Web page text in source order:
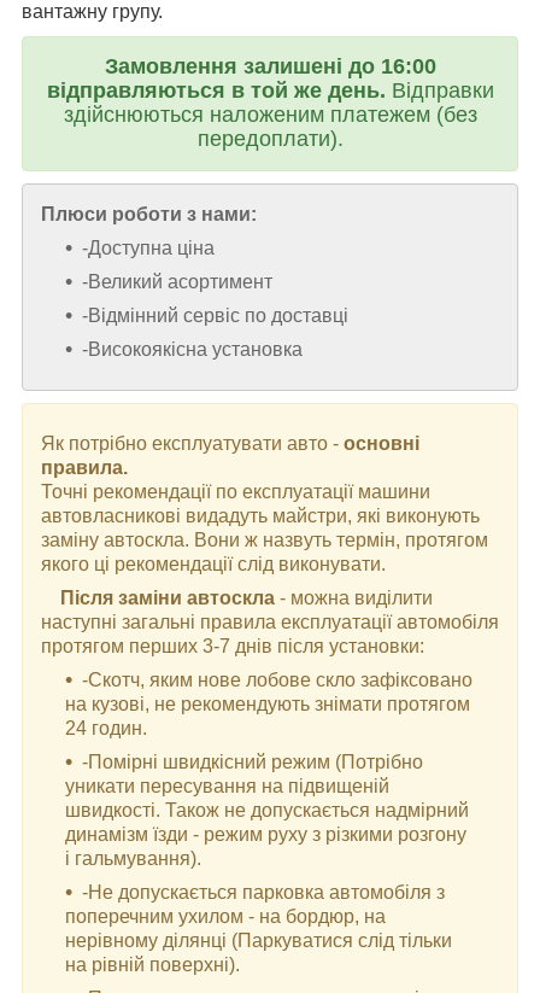
вантажну групу.
Замовлення залишені до 16:00
відправляються в той же день. Відправки
здійснюються наложеним платежем (без
передоплати).
Плюси роботи з нами:
-Доступна ціна
-Великий асортимент
-Відмінний сервіс по доставці
-Високоякісна установка
Як потрібно експлуатувати авто - основні
правила.
Точні рекомендації по експлуатації машини
автовласникові видадуть майстри, які виконують
заміну автоскла. Вони ж назвуть термін, протягом
якого ці рекомендації слід виконувати.
Після заміни автоскла - можна виділити
наступні загальні правила експлуатації автомобіля
протягом перших 3-7 днів після установки:
-Скотч, яким нове лобове скло зафіксовано
на кузові, не рекомендують знімати протягом
24 годин.
-Помірні швидкісний режим (Потрібно
уникати пересування на підвищеній
швидкості. Також не допускається надмірний
динамізм їзди - режим руху з різкими розгону
і гальмування).
-Не допускається парковка автомобіля з
поперечним ухилом - на бордюр, на
нерівному ділянці (Паркуватися слід тільки
на рівній поверхні).